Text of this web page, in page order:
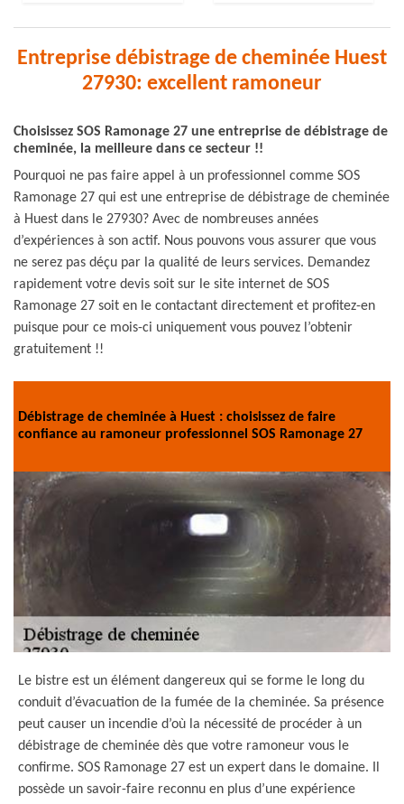
Entreprise débistrage de cheminée Huest
27930: excellent ramoneur
Choisissez SOS Ramonage 27 une entreprise de débistrage de
cheminée, la meilleure dans ce secteur !!
Pourquoi ne pas faire appel à un professionnel comme SOS
Ramonage 27 qui est une entreprise de débistrage de cheminée
à Huest dans le 27930? Avec de nombreuses années
d’expériences à son actif. Nous pouvons vous assurer que vous
ne serez pas déçu par la qualité de leurs services. Demandez
rapidement votre devis soit sur le site internet de SOS
Ramonage 27 soit en le contactant directement et profitez-en
puisque pour ce mois-ci uniquement vous pouvez l’obtenir
gratuitement !!
Débistrage de cheminée à Huest : choisissez de faire
confiance au ramoneur professionnel SOS Ramonage 27
Le bistre est un élément dangereux qui se forme le long du
conduit d’évacuation de la fumée de la cheminée. Sa présence
peut causer un incendie d’où la nécessité de procéder à un
débistrage de cheminée dès que votre ramoneur vous le
confirme. SOS Ramonage 27 est un expert dans le domaine. Il
possède un savoir-faire reconnu en plus d’une expérience